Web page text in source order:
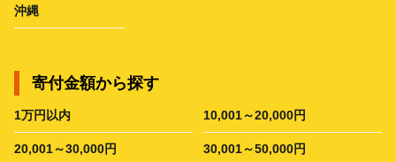
沖縄
寄付金額から探す
1万円以内 10,001～20,000円
20,001～30,000円 30,001～50,000円